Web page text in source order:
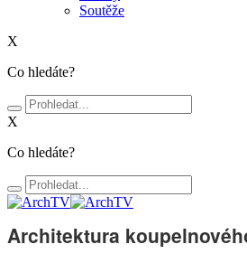
Soutěže
X
Co hledáte?
X
Co hledáte?
Architektura